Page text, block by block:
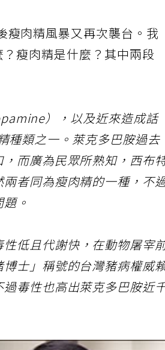
肉精風暴又再次襲台。我
瘦肉精是什麼？其中兩段
），以及近來造成話
類之一。萊克多巴胺過去
而廣為民眾所熟知，西布特
者同為瘦肉精的一種，不
。
低且代謝快，在動物屠宰前
士」稱號的台灣豬病權威
毒性也高出萊克多巴胺近千